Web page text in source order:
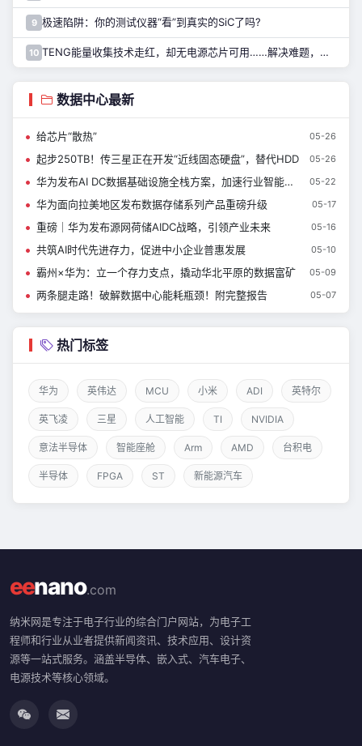
9 极速陷阱：你的测试仪器“看”到真实的SiC了吗?
10 TENG能量收集技术走红，却无电源芯片可用……解决难题，只需一招！
数据中心最新
给芯片“散热” 05-26
起步250TB！传三星正在开发“近线固态硬盘”，替代HDD 05-26
华为发布AI DC数据基础设施全栈方案，加速行业智能化跃升 05-22
华为面向拉美地区发布数据存储系列产品重磅升级 05-17
重磅｜华为发布源网荷储AIDC战略，引领产业未来 05-16
共筑AI时代先进存力，促进中小企业普惠发展 05-10
霸州×华为：立一个存力支点，撬动华北平原的数据富矿 05-09
两条腿走路！破解数据中心能耗瓶颈！附完整报告 05-07
热门标签
华为 英伟达 MCU 小米 ADI 英特尔
英飞凌 三星 人工智能 TI NVIDIA
意法半导体 智能座舱 Arm AMD 台积电
半导体 FPGA ST 新能源汽车
eenano.com
纳米网是专注于电子行业的综合门户网站，为电子工
程师和行业从业者提供新闻资讯、技术应用、设计资
源等一站式服务。涵盖半导体、嵌入式、汽车电子、
电源技术等核心领域。